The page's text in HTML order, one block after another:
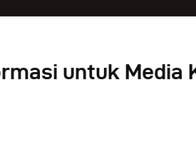
untuk Media